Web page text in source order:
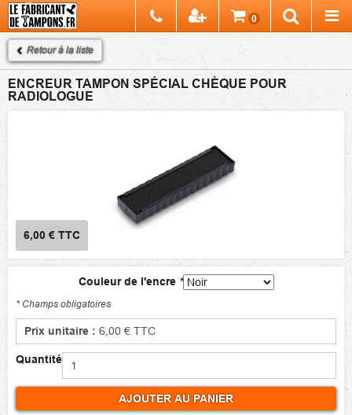
Retour à la liste
ENCREUR TAMPON SPÉCIAL CHÈQUE POUR
RADIOLOGUE
6,00 € TTC
Couleur de l'encre *
* Champs obligatoires
Prix unitaire : 6,00 € TTC
Quantité
AJOUTER AU PANIER
0
Chercher